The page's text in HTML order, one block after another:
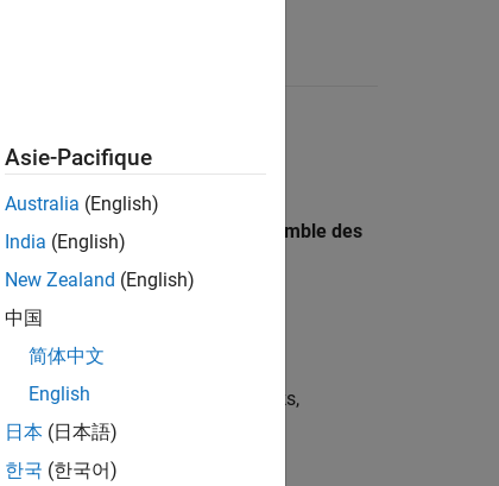
par lieu pour trouver l’ensemble des
scalable test frameworks,
Asie-Pacifique
Australia (English)
India (English)
New Zealand (English)
中国
简体中文
English
日本 (日本語)
한국 (한국어)